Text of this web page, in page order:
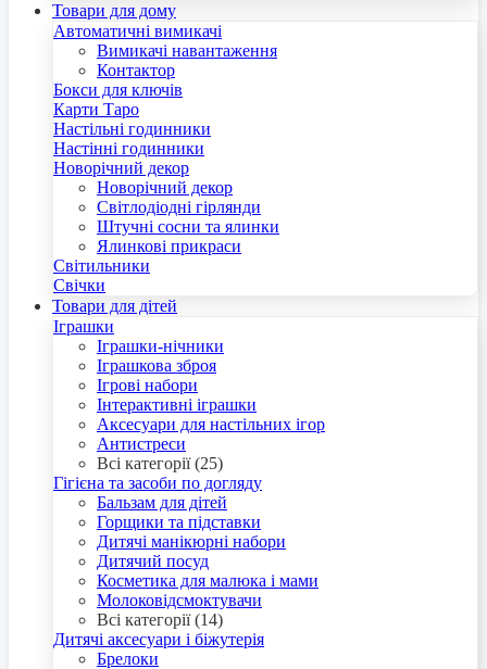
Товари для дому
Автоматичні вимикачі
Вимикачі навантаження
Контактор
Бокси для ключів
Карти Таро
Настільні годинники
Настінні годинники
Новорічний декор
Новорічний декор
Світлодіодні гірлянди
Штучні сосни та ялинки
Ялинкові прикраси
Світильники
Свічки
Товари для дітей
Іграшки
Іграшки-нічники
Іграшкова зброя
Ігрові набори
Інтерактивні іграшки
Аксесуари для настільних ігор
Антистреси
Всі категорії (25)
Гігієна та засоби по догляду
Бальзам для дітей
Горщики та підставки
Дитячі манікюрні набори
Дитячий посуд
Косметика для малюка і мами
Молоковідсмоктувачи
Всі категорії (14)
Дитячі аксесуари і біжутерія
Брелоки